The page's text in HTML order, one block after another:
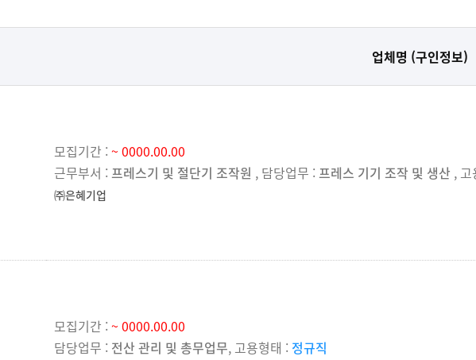
업체명 (구인정보)
모집기간 : ~ 0000.00.00
근무부서 : 프레스기 및 절단기 조작원 , 담당업무 : 프레스 기기 조작 및 생산 , 고
㈜은혜기업
모집기간 : ~ 0000.00.00
담당업무 : 전산 관리 및 총무업무, 고용형태 : 정규직